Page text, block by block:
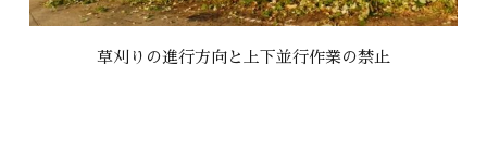
草刈りの進行方向と上下並行作業の禁止